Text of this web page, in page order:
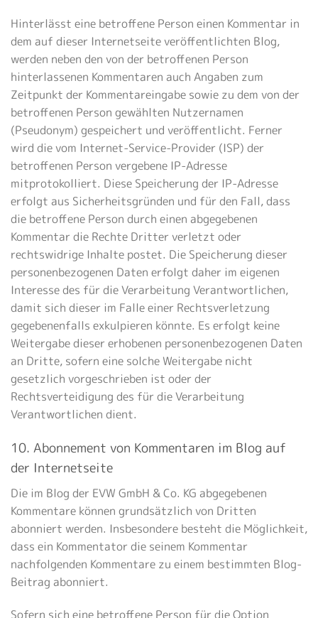
Hinterlässt eine betroffene Person einen Kommentar in
dem auf dieser Internetseite veröffentlichten Blog,
werden neben den von der betroffenen Person
hinterlassenen Kommentaren auch Angaben zum
Zeitpunkt der Kommentareingabe sowie zu dem von der
betroffenen Person gewählten Nutzernamen
(Pseudonym) gespeichert und veröffentlicht. Ferner
wird die vom Internet-Service-Provider (ISP) der
betroffenen Person vergebene IP-Adresse
mitprotokolliert. Diese Speicherung der IP-Adresse
erfolgt aus Sicherheitsgründen und für den Fall, dass
die betroffene Person durch einen abgegebenen
Kommentar die Rechte Dritter verletzt oder
rechtswidrige Inhalte postet. Die Speicherung dieser
personenbezogenen Daten erfolgt daher im eigenen
Interesse des für die Verarbeitung Verantwortlichen,
damit sich dieser im Falle einer Rechtsverletzung
gegebenenfalls exkulpieren könnte. Es erfolgt keine
Weitergabe dieser erhobenen personenbezogenen Daten
an Dritte, sofern eine solche Weitergabe nicht
gesetzlich vorgeschrieben ist oder der
Rechtsverteidigung des für die Verarbeitung
Verantwortlichen dient.
10. Abonnement von Kommentaren im Blog auf
der Internetseite
Die im Blog der EVW GmbH & Co. KG abgegebenen
Kommentare können grundsätzlich von Dritten
abonniert werden. Insbesondere besteht die Möglichkeit,
dass ein Kommentator die seinem Kommentar
nachfolgenden Kommentare zu einem bestimmten Blog-
Beitrag abonniert.
Sofern sich eine betroffene Person für die Option